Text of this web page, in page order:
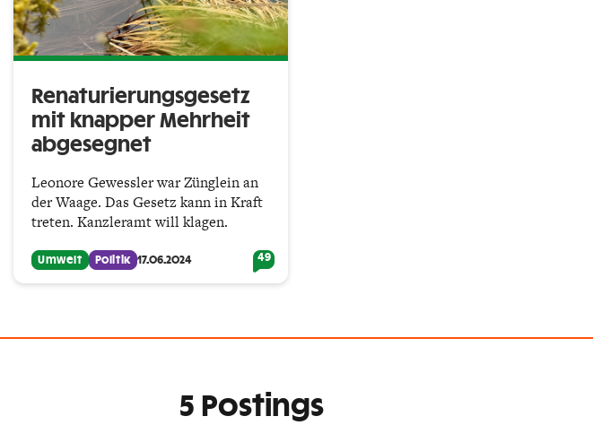
Renaturierungsgesetz
mit knapper Mehrheit
abgesegnet
Leonore Gewessler war Zünglein an
der Waage. Das Gesetz kann in Kraft
treten. Kanzleramt will klagen.
Umwelt Politik 17.06.2024 49
5 Postings